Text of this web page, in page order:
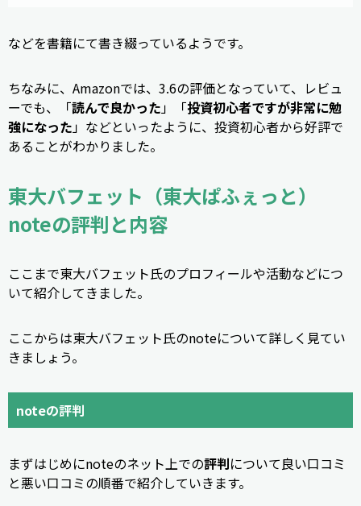
などを書籍にて書き綴っているようです。
ちなみに、Amazonでは、3.6の評価となっていて、レビュ
ーでも、「読んで良かった」「投資初心者ですが非常に勉
強になった」などといったように、投資初心者から好評で
あることがわかりました。
東大バフェット（東大ぱふぇっと）
noteの評判と内容
ここまで東大バフェット氏のプロフィールや活動などにつ
いて紹介してきました。
ここからは東大バフェット氏のnoteについて詳しく見てい
きましょう。
noteの評判
まずはじめにnoteのネット上での評判について良い口コミ
と悪い口コミの順番で紹介していきます。